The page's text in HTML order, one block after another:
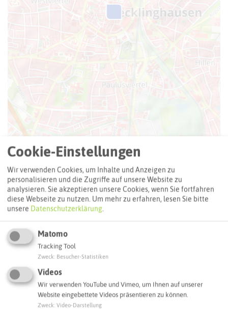
Adresse:
Frittierbar
Herrenstraße 10
45657 Recklinghausen
Routenplanung zum Ziel:
Cookie-Einstellungen
Wir verwenden Cookies, um Inhalte und Anzeigen zu
personalisieren und die Zugriffe auf unsere Website zu
analysieren. Sie akzeptieren unsere Cookies, wenn Sie fortfahren
diese Webseite zu nutzen. Um mehr zu erfahren, lesen Sie bitte
unsere Datenschutzerklärung.
Matomo
Tracking Tool
Zweck Besucher-Statistiken
Videos
Wir verwenden YouTube und Vimeo, um Ihnen auf unserer
Website eingebettete Videos präsentieren zu können.
Zweck Video-Darstellung